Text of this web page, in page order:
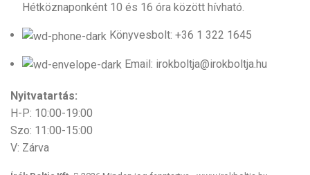
Hétköznaponként 10 és 16 óra között hívható.
Könyvesbolt: +36 1 322 1645
Email: irokboltja@irokboltja.hu
Nyitvatartás:
H-P: 10:00-19:00
Szo: 11:00-15:00
V: Zárva